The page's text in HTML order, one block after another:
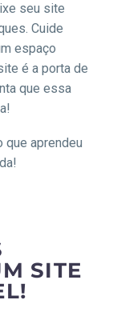
seu site
Cuide
espaço
é a porta de
que essa
que aprendeu
SITE